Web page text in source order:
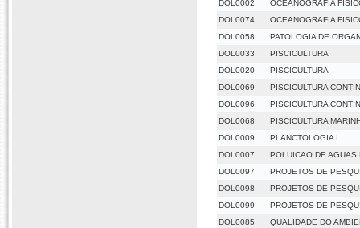
DOL0002
OCEANOGRAFIA
DOL0074
OCEANOGRAFIA
DOL0058
PATOLOGIA DE
DOL0033
PISCICULTURA
DOL0020
PISCICULTURA
DOL0069
PISCICULTURA
DOL0096
PISCICULTURA
DOL0068
PISCICULTURA
DOL0009
PLANCTOLOGIA I
DOL0007
POLUICAO DE AGUAS
DOL0097
PROJETOS DE
DOL0098
PROJETOS DE
DOL0099
PROJETOS DE
DOL0085
QUALIDADE DO